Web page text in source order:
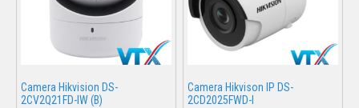
Camera Hikvision DS-
2CV2Q21FD-IW (B)
Camera Hikvison IP DS-
2CD2025FWD-I